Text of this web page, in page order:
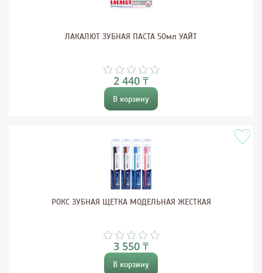
ЛАКАЛЮТ ЗУБНАЯ ПАСТА 50мл УАЙТ
2 440 ₸
В корзину
РОКС ЗУБНАЯ ЩЕТКА МОДЕЛЬНАЯ ЖЕСТКАЯ
3 550 ₸
В корзину